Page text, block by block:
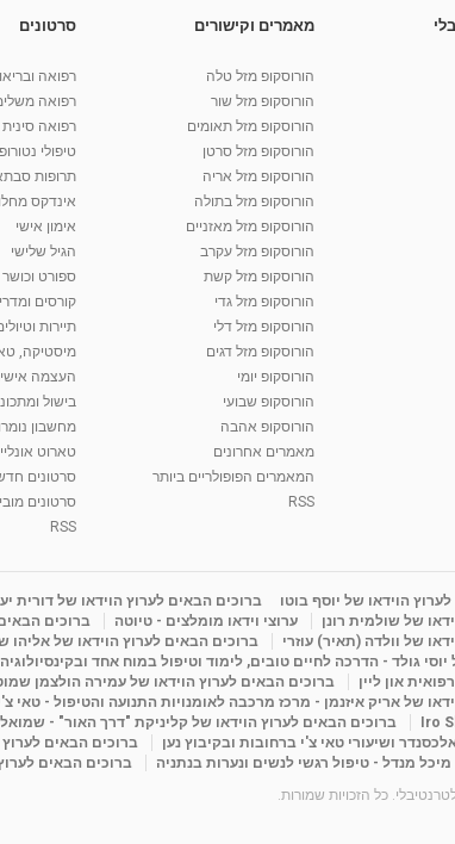
מאמרים וקישורים
הורוסקופ מזל טלה
הורוסקופ מזל שור
הורוסקופ מזל תאומים
הורוסקופ מזל סרטן
הורוסקופ מזל אריה
הורוסקופ מזל בתולה
הורוסקופ מזל מאזניים
הורוסקופ מזל עקרב
הורוסקופ מזל קשת
הורוסקופ מזל גדי
הורוסקופ מזל דלי
הורוסקופ מזל דגים
הורוסקופ יומי
הורוסקופ שבועי
הורוסקופ אהבה
מאמרים אחרונים
המאמרים הפופולריים ביותר
RSS
סרטונים
רפואה
רפואה
רפואה סינית
טיפולי
תרופות
אינדקס
אימון אישי
הגיל שלישי
ספורט וכושר
קורסים
תיירות
מיסטיקה,
העצמה
בישול
מחשבון
טארוט
סרטונים
סרטונים
RSS
הוידאו של יוסף בוטו ברוכים הבאים לערוץ הוידאו של דורית
של שולמית רונן
ערוצי וידאו מומלצים - טיוטה ברוכים
של וולדה (תאיר) עוזרי
ברוכים הבאים לערוץ הוידאו של אליהו
יוסי גולד - הדרכה לחיים טובים, לימוד וטיפול במוח אחד
און ליין
ברוכים הבאים לערוץ הוידאו של עמירה הולצמן
של אריק איזנמן - מרכז מרכבה לאומנויות התנועה והטיפול - טאי
ברוכים הבאים לערוץ הוידאו של קליניקת "דרך האור" -
ושיעורי טאי צ'י ברחובות ובקיבוץ נען
ברוכים הבאים
מנדל - טיפול רגשי לנשים ונערות בנתניה
ברוכים הבאים